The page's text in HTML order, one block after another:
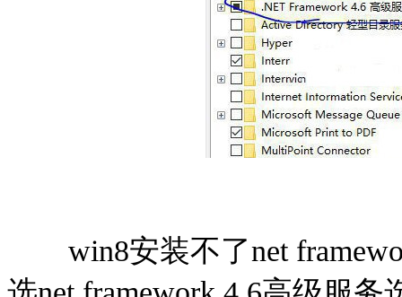
win8安装不了net